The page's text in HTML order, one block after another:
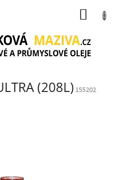
(208L) 155202